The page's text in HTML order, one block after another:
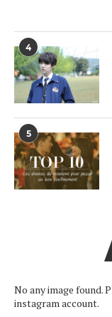
4
5
No any image found.
instagram account.